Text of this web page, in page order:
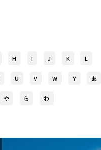
H I J K L
U V W Y あ
や ら わ